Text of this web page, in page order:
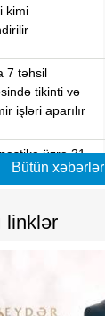
kimi
7 təhsil
tikinti və
işləri aparılır
üzrə 31-
başa
Fondu
böyük elektrik
Bütün xəbərlər
linklər